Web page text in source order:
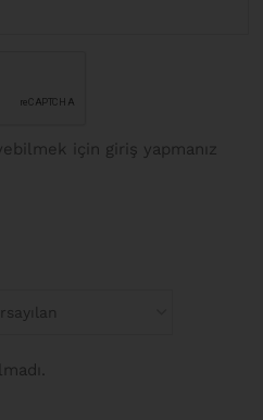
için giriş yapmanız